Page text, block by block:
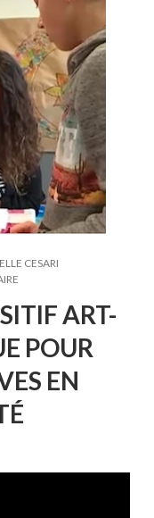
CESARI
LE
DISPOSITIF
ART-
THÉRAPEUTIQUE
POUR
AIDER
LES
DIFFICULTÉ
ART-
POUR
EN